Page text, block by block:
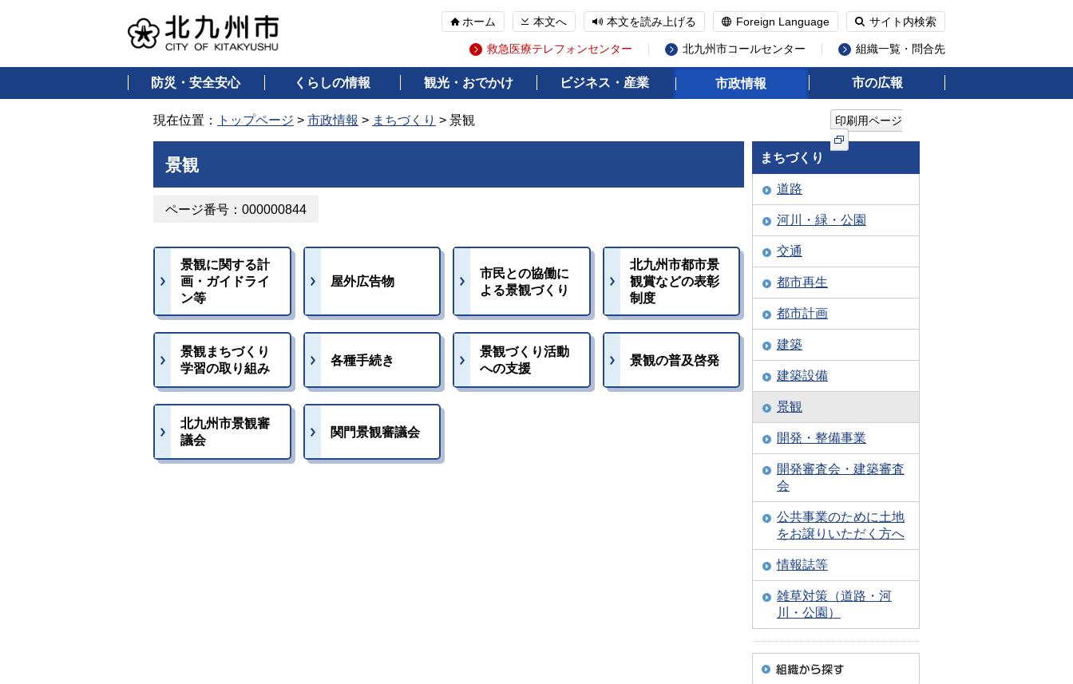
ホーム 本文へ 本文を読み上げる Foreign Language サイト内検索
救急医療テレフォンセンター 北九州市コールセンター 組織一覧・問合先
防災・安全安心 くらしの情報 観光・おでかけ ビジネス・産業 市政情報 市の広報
現在位置： トップページ > 市政情報 > まちづくり > 景観 印刷用ページ
景観
ページ番号：000000844
景観に関する計
画・ガイドライ
ン等
屋外広告物
市民との協働に
よる景観づくり
北九州市都市景
観賞などの表彰
制度
景観まちづくり
学習の取り組み
各種手続き
景観づくり活動
への支援
景観の普及啓発
北九州市景観審
議会
関門景観審議会
まちづくり
道路
河川・緑・公園
交通
都市再生
都市計画
建築
建築設備
景観
開発・整備事業
開発審査会・建築審査
会
公共事業のために土地
をお譲りいただく方へ
情報誌等
雑草対策（道路・河
川・公園）